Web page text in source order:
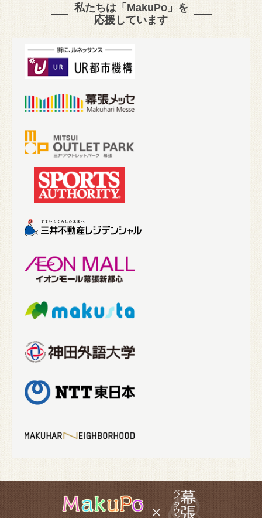
私たちは「MakuPo」を
応援しています